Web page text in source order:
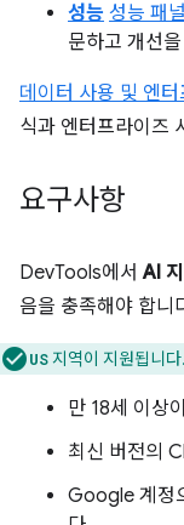
성능 성능 패널
문하고 개선
데이터 사용 및 엔터
식과 엔터프라이즈
요구사항
DevTools에서AI
음을 충족해야 합니
US지역이 지원됩니다.
만 18세 이상
최신 버전의
Google 계정